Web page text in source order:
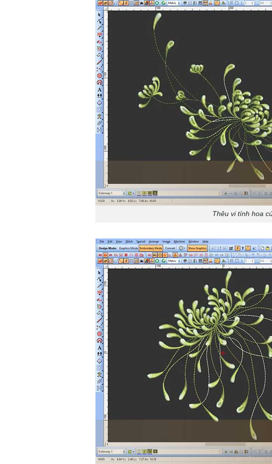
Thêu vi tính hoa